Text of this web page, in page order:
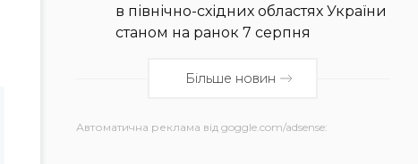
в північно-східних областях України
станом на ранок 7 серпня
Більше новин
Автоматична реклама від goggle.com/adsense: